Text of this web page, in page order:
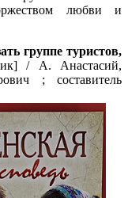
любви и
группе туристов,
/ А. Анастасий,
; составитель